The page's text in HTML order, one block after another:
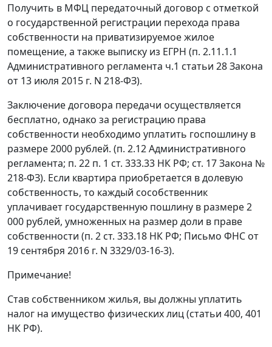
Получить в МФЦ передаточный договор с отметкой
о государственной регистрации перехода права
собственности на приватизируемое жилое
помещение, а также выписку из ЕГРН (п. 2.11.1.1
Административного регламента ч.1 статьи 28 Закона
от 13 июля 2015 г. N 218-ФЗ).
Заключение договора передачи осуществляется
бесплатно, однако за регистрацию права
собственности необходимо уплатить госпошлину в
размере 2000 рублей. (п. 2.12 Административного
регламента; п. 22 п. 1 ст. 333.33 НК РФ; ст. 17 Закона №
218-ФЗ). Если квартира приобретается в долевую
собственность, то каждый сособственник
уплачивает государственную пошлину в размере 2
000 рублей, умноженных на размер доли в праве
собственности (п. 2 ст. 333.18 НК РФ; Письмо ФНС от
19 сентября 2016 г. N 3329/03-16-3).
Примечание!
Став собственником жилья, вы должны уплатить
налог на имущество физических лиц (статьи 400, 401
НК РФ).